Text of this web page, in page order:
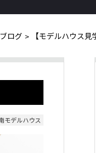
ログ 【モデルハウス
モデルハウス